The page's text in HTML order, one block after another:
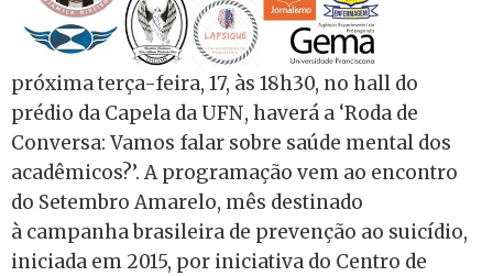
próxima terça-feira, 17, às 18h30, no hall do
prédio da Capela da UFN, haverá a ‘Roda de
Conversa: Vamos falar sobre saúde mental dos
acadêmicos?’. A programação vem ao encontro
do Setembro Amarelo, mês destinado
à campanha brasileira de prevenção ao suicídio,
iniciada em 2015, por iniciativa do Centro de